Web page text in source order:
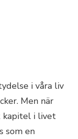
i våra liv
Men när
kapitel i livet
som en